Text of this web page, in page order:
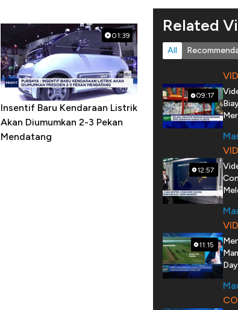
01:39
Insentif Baru Kendaraan Listrik
Akan Diumumkan 2-3 Pekan
Mendatang
Related
All
09:17
12:57
11:15